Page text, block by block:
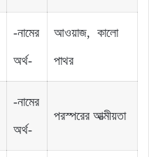
-নামের
অর্থ-
আওয়াজ, কালো
পাথর
-নামের
অর্থ-
পরস্পরের আত্মীয়তা